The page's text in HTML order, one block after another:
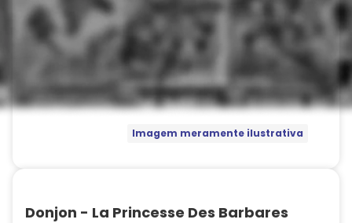
Imagem meramente ilustrativa
Donjon - La Princesse Des Barbares